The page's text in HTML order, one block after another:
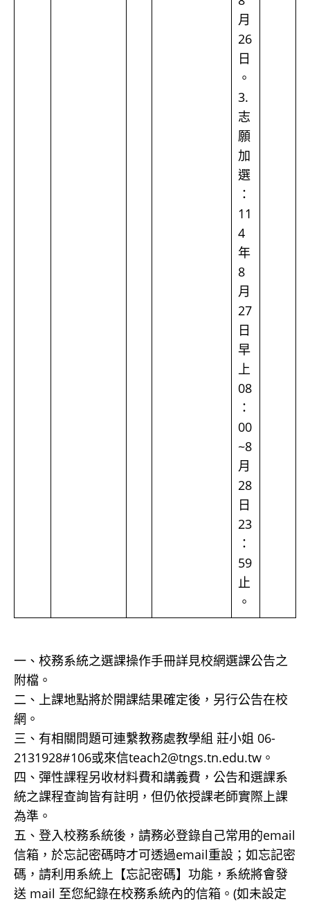
月
26
日
。
3.
志
願
加
選
：
11
4
年
8
月
27
日
早
上
08
：
00
~8
月
28
日
23
：
59
止
。
一、校務系統之選課操作手冊詳見校網選課公告之
附檔。
二、上課地點將於開課結果確定後，另行公告在校
網。
三、有相關問題可連繫教務處教學組 莊小姐 06-
2131928#106或來信teach2@tngs.tn.edu.tw。
四、彈性課程另收材料費和講義費，公告和選課系
統之課程查詢皆有註明，但仍依授課老師實際上課
為準。
五、登入校務系統後，請務必登錄自己常用的email
信箱，於忘記密碼時才可透過email重設；如忘記密
碼，請利用系統上【忘記密碼】功能，系統將會發
送 mail 至您紀錄在校務系統內的信箱。(如未設定